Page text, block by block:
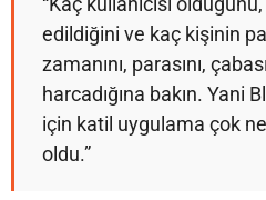
edildiğini ve kaç kişinin
zamanını, parasını,
harcadığına bakın. Yani
için katil uygulama çok
oldu.”